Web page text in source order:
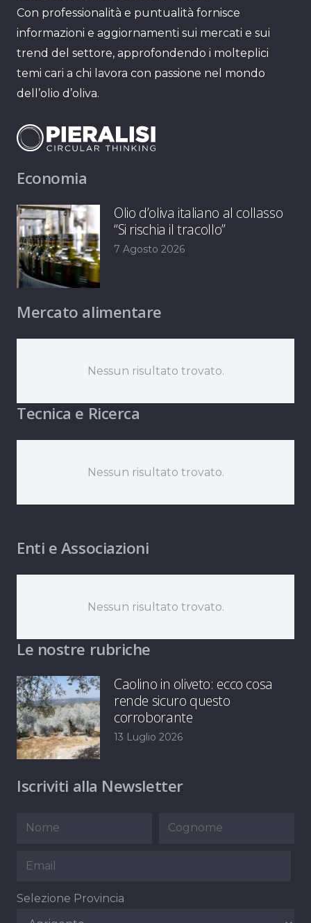
Con professionalità e puntualità fornisce
informazioni e aggiornamenti sui mercati e sui
trend del settore, approfondendo i molteplici
temi cari a chi lavora con passione nel mondo
dell’olio d’oliva.
Economia
Olio d’oliva italiano al collasso
“Si rischia il tracollo”
7 Agosto 2026
Mercato alimentare
Nessun risultato trovato.
Tecnica e Ricerca
Nessun risultato trovato.
Enti e Associazioni
Nessun risultato trovato.
Le nostre rubriche
Caolino in oliveto: ecco cosa
rende sicuro questo
corroborante
13 Luglio 2026
Iscriviti alla Newsletter
Selezione Provincia